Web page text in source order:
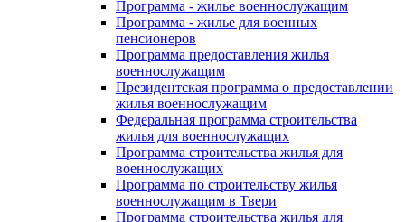
Программа - жилье военнослужащим
Программа - жилье для военных
пенсионеров
Программа предоставления жилья
военнослужащим
Президентская программа о предоставлении
жилья военнослужащим
Федеральная программа строительства
жилья для военнослужащих
Программа строительства жилья для
военнослужащих
Программа по строительству жилья
военнослужащим в Твери
Программа строительства жилья для